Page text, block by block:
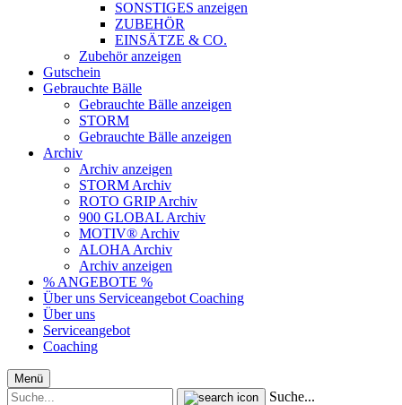
SONSTIGES anzeigen
ZUBEHÖR
EINSÄTZE & CO.
Zubehör anzeigen
Gutschein
Gebrauchte Bälle
Gebrauchte Bälle anzeigen
STORM
Gebrauchte Bälle anzeigen
Archiv
Archiv anzeigen
STORM Archiv
ROTO GRIP Archiv
900 GLOBAL Archiv
MOTIV® Archiv
ALOHA Archiv
Archiv anzeigen
% ANGEBOTE %
Über uns Serviceangebot Coaching
Über uns
Serviceangebot
Coaching
Menü
Suche...